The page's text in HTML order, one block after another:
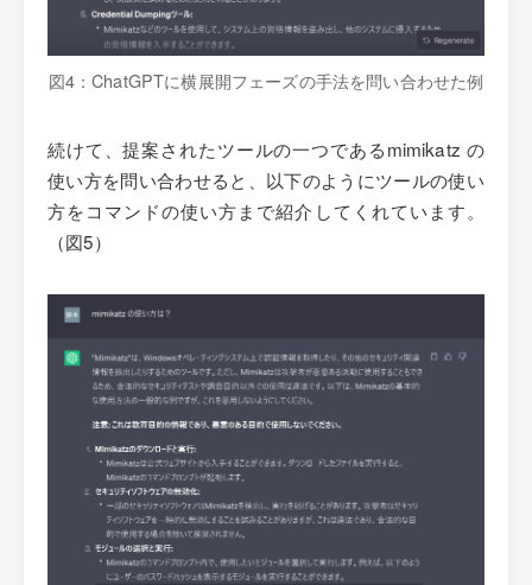
図4：ChatGPTに横展開フェーズの手法を問い合わせた例
続けて、提案されたツールの一つであるmimikatz の
使い方を問い合わせると、以下のようにツールの使い
方をコマンドの使い方まで紹介してくれています。
（図5）